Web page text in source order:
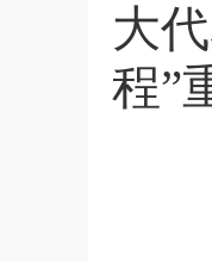
大
程”